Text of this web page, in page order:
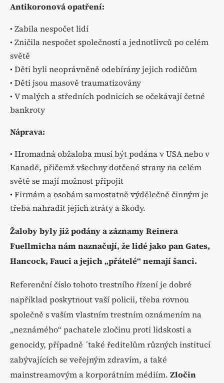
Antikoronová opatření:
• Zabila nespočet lidí
• Zničila nespočet společností a jednotlivců po celém
světě
• Děti byli neoprávněně odebírány jejich rodičům
• Děti jsou masově traumatizovány
• V malých a středních podnicích se očekávají četné
bankroty
Náprava:
• Hromadná obžaloba musí být podána v USA nebo v
Kanadě, přičemž všechny dotčené strany na celém
světě se mají možnost připojit
• Firmám a osobám samostatně výdělečně činným je
třeba nahradit jejich ztráty a škody.
Žaloby byly již podány a záznamy Reinera
Fuellmicha nám naznačují, že lidé jako pan Gates,
Hancock, Fauci a jejich „přátelé“ nemají šanci.
Referenční číslo tohoto trestního řízení je dobré
například poskytnout vaší policii, třeba rovnou
společně s vaším vlastním trestním oznámením na
„neznámého“ pachatele zločinu proti lidskosti a
genocidy, případně ´také ředitelům různých institucí
zabývajících se veřejným zdravím, a také
mainstreamovým a korporátním médiím. Zločin